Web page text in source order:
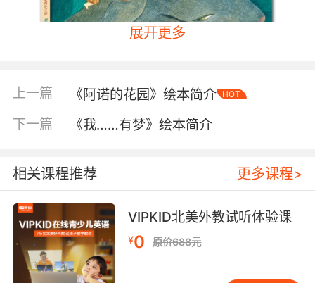
内容简介
展开更多
上一篇 《阿诺的花园》绘本简介 HOT
下一篇 《我……有梦》绘本简介
相关课程推荐 更多课程>
VIPKID北美外教试听体验课
¥0 原价688元